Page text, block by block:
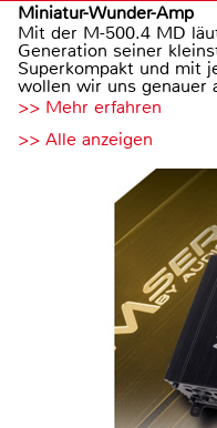
Miniatur-Wunder-Amp
Mit der M-500.4 MD
Generation seiner
Superkompakt und mit
wollen wir uns genauer
>> Mehr erfahren
>> Alle anzeigen